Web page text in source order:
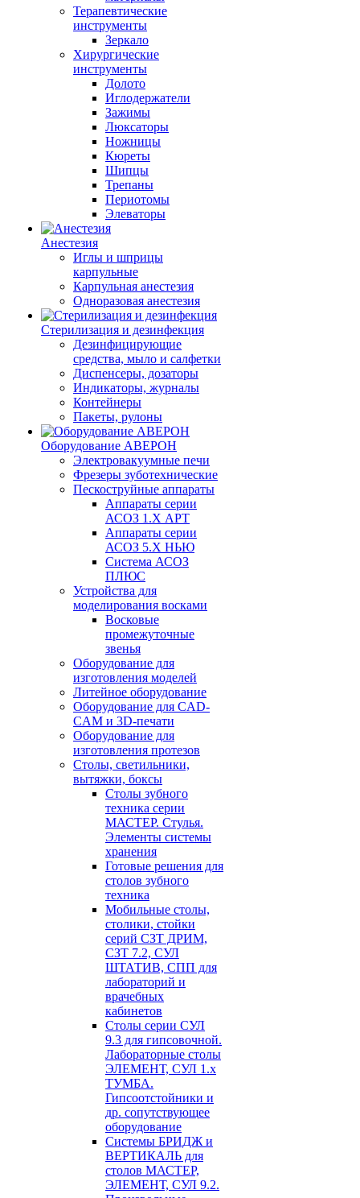
Терапевтические
инструменты
Зеркало
Хирургические
инструменты
Долото
Иглодержатели
Зажимы
Люксаторы
Ножницы
Кюреты
Шипцы
Трепаны
Периотомы
Элеваторы
Анестезия
Иглы и шприцы
карпульные
Карпульная анестезия
Одноразовая анестезия
Стерилизация и дезинфекция
Дезинфицирующие
средства, мыло и салфетки
Диспенсеры, дозаторы
Индикаторы, журналы
Контейнеры
Пакеты, рулоны
Оборудование АВЕРОН
Электровакуумные печи
Фрезеры зуботехнические
Пескоструйные аппараты
Аппараты серии
АСОЗ 1.Х АРТ
Аппараты серии
АСОЗ 5.Х НЬЮ
Система АСОЗ
ПЛЮС
Устройства для
моделирования восками
Восковые
промежуточные
звенья
Оборудование для
изготовления моделей
Литейное оборудование
Оборудование для CAD-
CAM и 3D-печати
Оборудование для
изготовления протезов
Cтолы, светильники,
вытяжки, боксы
Столы зубного
техника серии
МАСТЕР. Стулья.
Элементы системы
хранения
Готовые решения для
столов зубного
техника
Мобильные столы,
столики, стойки
серий СЗТ ДРИМ,
СЗТ 7.2, СУЛ
ШТАТИВ, СПП для
лабораторий и
врачебных
кабинетов
Столы серии СУЛ
9.3 для гипсовочной.
Лабораторные столы
ЭЛЕМЕНТ, СУЛ 1.х
ТУМБА.
Гипсоотстойники и
др. сопутствующее
оборудование
Системы БРИДЖ и
ВЕРТИКАЛЬ для
столов МАСТЕР,
ЭЛЕМЕНТ, СУЛ 9.2.